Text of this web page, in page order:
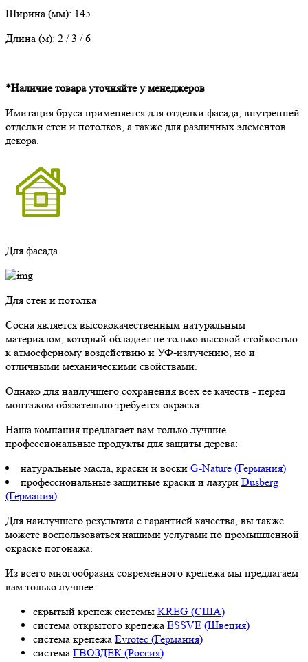
Ширина (мм): 145
Длина (м): 2 / 3 / 6
*Наличие товара уточняйте у менеджеров
Имитация бруса применяется для отделки фасада, внутренней
отделки стен и потолков, а также для различных элементов
декора.
Для фасада
Для стен и потолка
Сосна является высококачественным натуральным
материалом, который обладает не только высокой стойкостью
к атмосферному воздействию и УФ-излучению, но и
отличными механическими свойствами.
Однако для наилучшего сохранения всех ее качеств - перед
монтажом обязательно требуется окраска.
Наша компания предлагает вам только лучшие
профессиональные продукты для защиты дерева:
натуральные масла, краски и воски G-Nature (Германия)
профессиональные защитные краски и лазури Dusberg
(Германия)
Для наилучшего результата с гарантией качества, вы также
можете воспользоваться нашими услугами по промышленной
окраске погонажа.
Из всего многообразия современного крепежа мы предлагаем
вам только лучшее:
скрытый крепеж системы KREG (США)
система открытого крепежа ESSVE (Швеция)
система крепежа Evrotec (Германия)
система ГВОЗДЕК (Россия)